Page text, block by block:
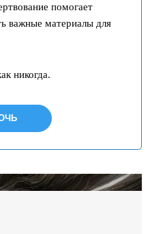
помогает
важные материалы для
никогда.